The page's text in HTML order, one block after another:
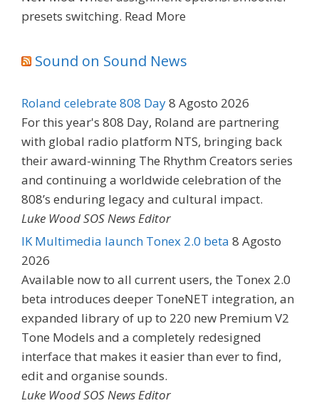
presets switching. Read More
Sound on Sound News
Roland celebrate 808 Day8 Agosto 2026
For this year's 808 Day, Roland are partnering
with global radio platform NTS, bringing back
their award-winning The Rhythm Creators series
and continuing a worldwide celebration of the
808’s enduring legacy and cultural impact.
Luke Wood SOS News Editor
IK Multimedia launch Tonex 2.0 beta 8 Agosto
2026
Available now to all current users, the Tonex 2.0
beta introduces deeper ToneNET integration, an
expanded library of up to 220 new Premium V2
Tone Models and a completely redesigned
interface that makes it easier than ever to find,
edit and organise sounds.
Luke Wood SOS News Editor